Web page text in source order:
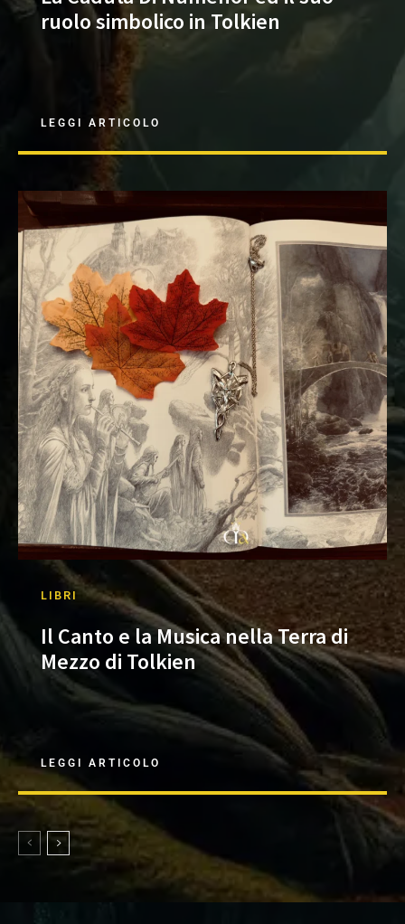
ruolo simbolico in Tolkien
LEGGI ARTICOLO
LIBRI
Il Canto e la Musica nella Terra di
Mezzo di Tolkien
LEGGI ARTICOLO